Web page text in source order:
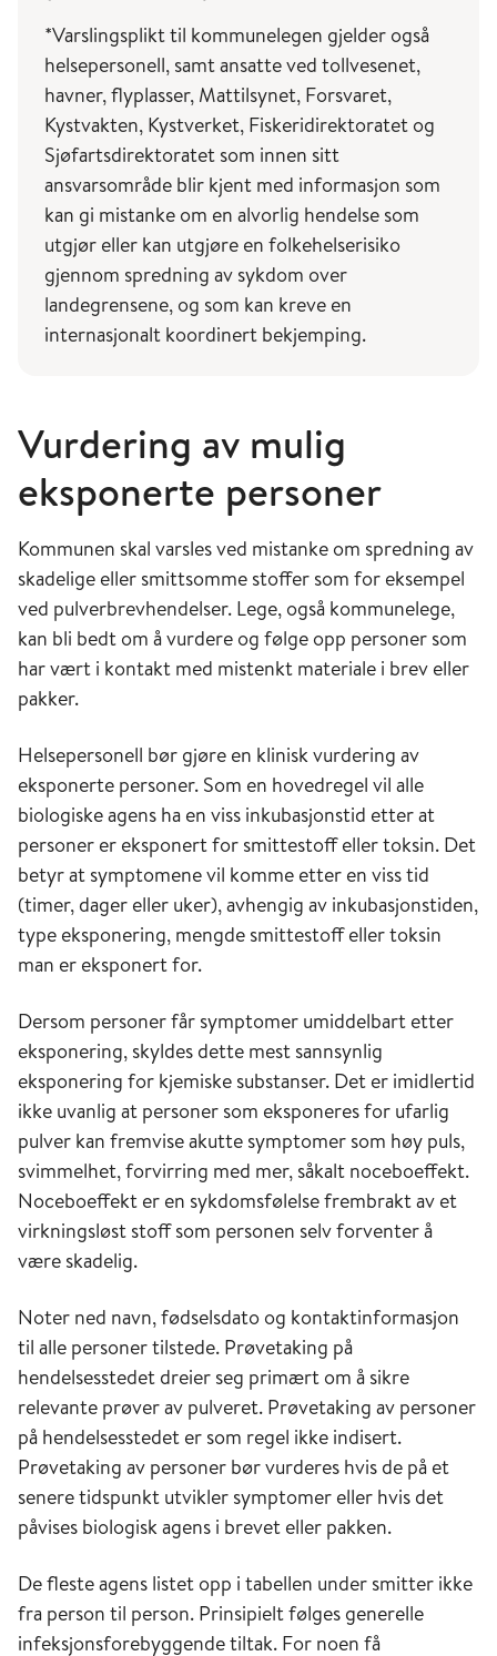
episoden har såkalte ”pulverbrev” blitt brukt
som trusler/skremsel i Norge og i mange andre
land.
Bruk av biologiske våpen er forbudt ved
internasjonal lov i henhold til Genève-
protokollen av 1925. For å ytterligere motvirke
og forebygge biologisk krigføring, ble
biologivåpenkonvensjonen (BWC) opprettet i
1972. Konvensjonen forbyr utvikling,
produksjon, lagring og bruk av biologiske- og
verden har signert og forpliktet seg til å
overholde denne avtalen (Biological Weapons
Convention, UN).
*Varslingsplikt til kommunelegen gjelder også
helsepersonell, samt ansatte ved tollvesenet,
havner, flyplasser, Mattilsynet, Forsvaret,
Kystvakten, Kystverket, Fiskeridirektoratet og
Sjøfartsdirektoratet som innen sitt
ansvarsområde blir kjent med informasjon som
kan gi mistanke om en alvorlig hendelse som
utgjør eller kan utgjøre en folkehelserisiko
gjennom spredning av sykdom over
landegrensene, og som kan kreve en
internasjonalt koordinert bekjemping.
Vurdering av mulig
eksponerte personer
Kommunen skal varsles ved mistanke om spredning av
skadelige eller smittsomme stoffer som for eksempel
ved pulverbrevhendelser. Lege, også kommunelege,
kan bli bedt om å vurdere og følge opp personer som
har vært i kontakt med mistenkt materiale i brev eller
pakker.
Helsepersonell bør gjøre en klinisk vurdering av
eksponerte personer. Som en hovedregel vil alle
biologiske agens ha en viss inkubasjonstid etter at
personer er eksponert for smittestoff eller toksin. Det
betyr at symptomene vil komme etter en viss tid
(timer, dager eller uker), avhengig av inkubasjonstiden,
type eksponering, mengde smittestoff eller toksin
man er eksponert for.
Dersom personer får symptomer umiddelbart etter
eksponering, skyldes dette mest sannsynlig
eksponering for kjemiske substanser. Det er imidlertid
ikke uvanlig at personer som eksponeres for ufarlig
pulver kan fremvise akutte symptomer som høy puls,
svimmelhet, forvirring med mer, såkalt noceboeffekt.
Noceboeffekt er en sykdomsfølelse frembrakt av et
virkningsløst stoff som personen selv forventer å
være skadelig.
Noter ned navn, fødselsdato og kontaktinformasjon
til alle personer tilstede. Prøvetaking på
hendelsesstedet dreier seg primært om å sikre
relevante prøver av pulveret. Prøvetaking av personer
på hendelsesstedet er som regel ikke indisert.
Prøvetaking av personer bør vurderes hvis de på et
senere tidspunkt utvikler symptomer eller hvis det
påvises biologisk agens i brevet eller pakken.
De fleste agens listet opp i tabellen under smitter ikke
fra person til person. Prinsipielt følges generelle
infeksjonsforebyggende tiltak. For noen få